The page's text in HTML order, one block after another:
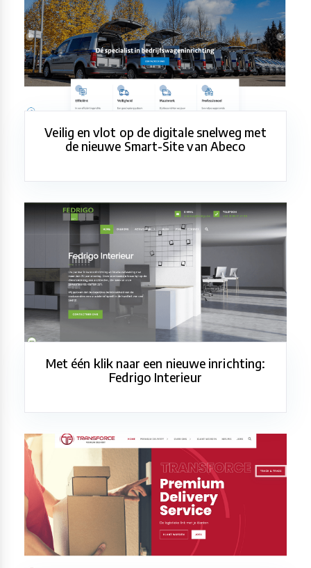
Veilig en vlot op de digitale snelweg met
de nieuwe Smart-Site van Abeco
Met één klik naar een nieuwe inrichting:
Fedrigo Interieur